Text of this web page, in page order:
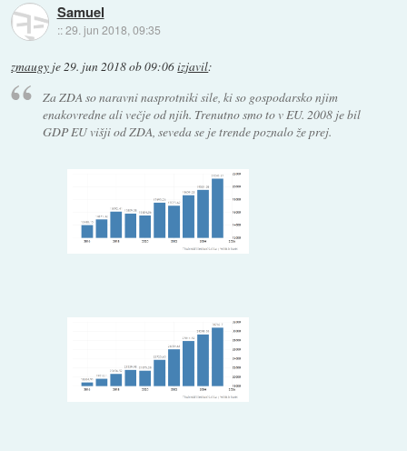
Samuel
::29. jun 2018, 09:35
zmaugy je29. jun 2018 ob 09:06izjavil:
Za ZDA so naravni nasprotniki sile, ki so gospodarsko njim
enakovredne ali večje od njih. Trenutno smo to v EU. 2008 je bil
GDP EU višji od ZDA, seveda se je trende poznalo že prej.